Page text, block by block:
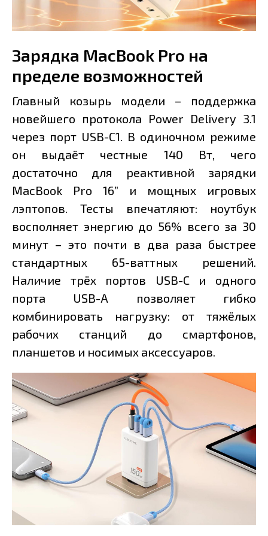
Зарядка MacBook Pro на
пределе возможностей
Главный козырь модели – поддержка
новейшего протокола Power Delivery 3.1
через порт USB-C1. В одиночном режиме
он выдаёт честные 140 Вт, чего
достаточно для реактивной зарядки
MacBook Pro 16” и мощных игровых
лэптопов. Тесты впечатляют: ноутбук
восполняет энергию до 56% всего за 30
минут – это почти в два раза быстрее
стандартных 65-ваттных решений.
Наличие трёх портов USB-C и одного
порта USB-A позволяет гибко
комбинировать нагрузку: от тяжёлых
рабочих станций до смартфонов,
планшетов и носимых аксессуаров.